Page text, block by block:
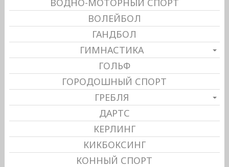
ВОЛЕЙБОЛ
ГАНДБОЛ
ГИМНАСТИКА
ГОЛЬФ
ГОРОДОШНЫЙ СПОРТ
ГРЕБЛЯ
ДАРТС
КЕРЛИНГ
КИКБОКСИНГ
КОННЫЙ СПОРТ